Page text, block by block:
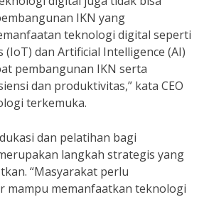
IKN yang
teknologi digital seperti
dan Artificial Intelligence (AI)
pembangunan IKN serta
dan produktivitas,” kata CEO
terkemuka.
dan pelatihan bagi
langkah strategis yang
“Masyarakat perlu
mampu memanfaatkan teknologi